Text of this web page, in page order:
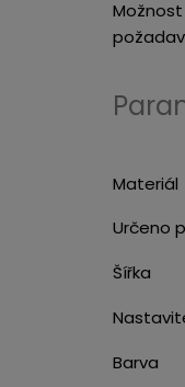
Materiál
Určeno
Šířka
Barva